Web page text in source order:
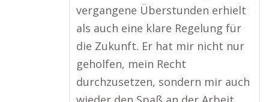
vergangene Überstunden erhielt
als auch eine klare Regelung für
die Zukunft. Er hat mir nicht nur
geholfen, mein Recht
durchzusetzen, sondern mir auch